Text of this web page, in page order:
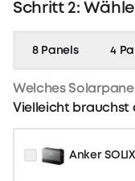
Schritt 2:
8 Panels 4
Welches
Vielleicht brauchst
Anker